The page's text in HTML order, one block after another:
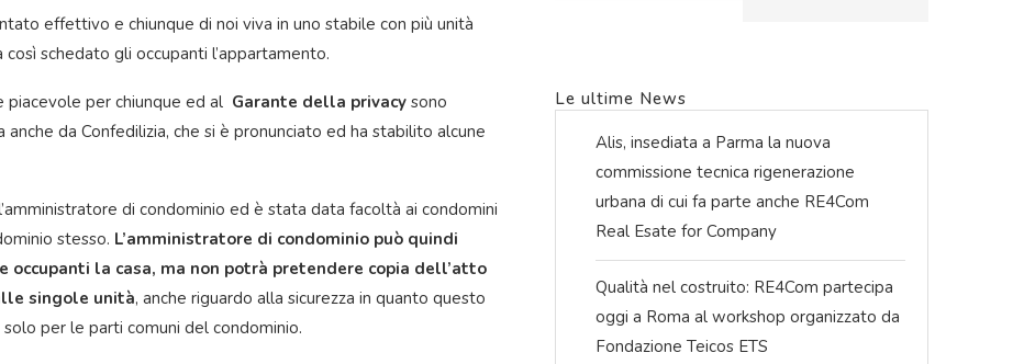
effettivo e chiunque di noi viva in uno stabile con più unità
schedato gli occupanti l’appartamento.
per chiunque ed al Garante della privacy sono
da Confedilizia, che si è pronunciato ed ha stabilito alcune
di condominio ed è stata data facoltà ai condomini
stesso. L’amministratore di condominio può quindi
la casa, ma non potrà pretendere copia dell’atto
singole unità, anche riguardo alla sicurezza in quanto questo
per le parti comuni del condominio.
Le ultime News
Alis, insediata a Parma la nuova
commissione tecnica rigenerazione
urbana di cui fa parte anche RE4Com
Real Esate for Company
Qualità nel costruito: RE4Com partecipa
oggi a Roma al workshop organizzato da
Fondazione Teicos ETS